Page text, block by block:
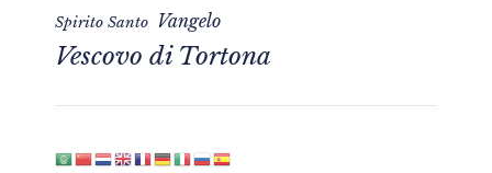
Spirito Santo Vangelo
Vescovo di Tortona